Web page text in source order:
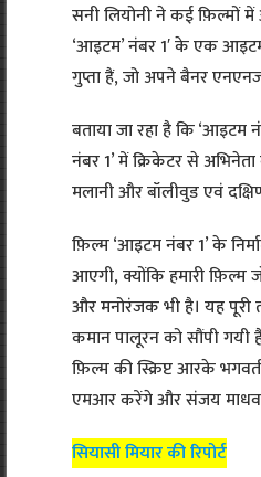
सनी लियोनी ने कई फ़िल्मों
‘आइटम’ नंबर 1′ के एक
गुप्ता हैं, जो अपने बैनर
बताया जा रहा है कि ‘आइटम‌
नंबर 1’ में क्रिकेटर से
मलानी और बॉलीवुड एवं
फ़िल्म ‘आइटम नंबर 1’ के‌
आएगी, क्योंकि हमारी
और मनोरंजक भी है। यह पूरी
कमान पालूरन को सौंपी
फ़िल्म की स्क्रिप्ट आरके
एमआर करेंगे और संजय
सियासी मियार की रिपोर्ट